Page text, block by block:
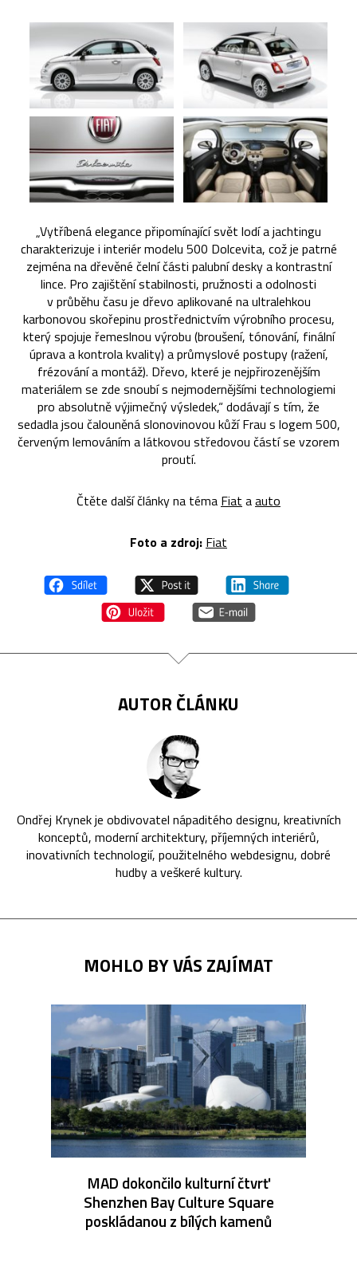
„Vytříbená elegance připomínající svět lodí a jachtingu
charakterizuje i interiér modelu 500 Dolcevita, což je patrné
zejména na dřevěné čelní části palubní desky a kontrastní
lince. Pro zajištění stabilnosti, pružnosti a odolnosti
v průběhu času je dřevo aplikované na ultralehkou
karbonovou skořepinu prostřednictvím výrobního procesu,
který spojuje řemeslnou výrobu (broušení, tónování, finální
úprava a kontrola kvality) a průmyslové postupy (ražení,
frézování a montáž). Dřevo, které je nejpřirozenějším
materiálem se zde snoubí s nejmodernějšími technologiemi
pro absolutně výjimečný výsledek,“ dodávají s tím, že
sedadla jsou čalouněná slonovinovou kůží Frau s logem 500,
červeným lemováním a látkovou středovou částí se vzorem
proutí.
Čtěte další články na téma Fiat aauto
Foto a zdroj: Fiat
AUTOR ČLÁNKU
Ondřej Krynek je obdivovatel nápaditého designu, kreativních
konceptů, moderní architektury, příjemných interiérů,
inovativních technologií, použitelného webdesignu, dobré
hudby a veškeré kultury.
MOHLO BY VÁS ZAJÍMAT
MAD dokončilo kulturní čtvrť
Shenzhen Bay Culture Square
poskládanou z bílých kamenů